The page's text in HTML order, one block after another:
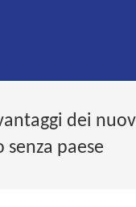
dei
paese